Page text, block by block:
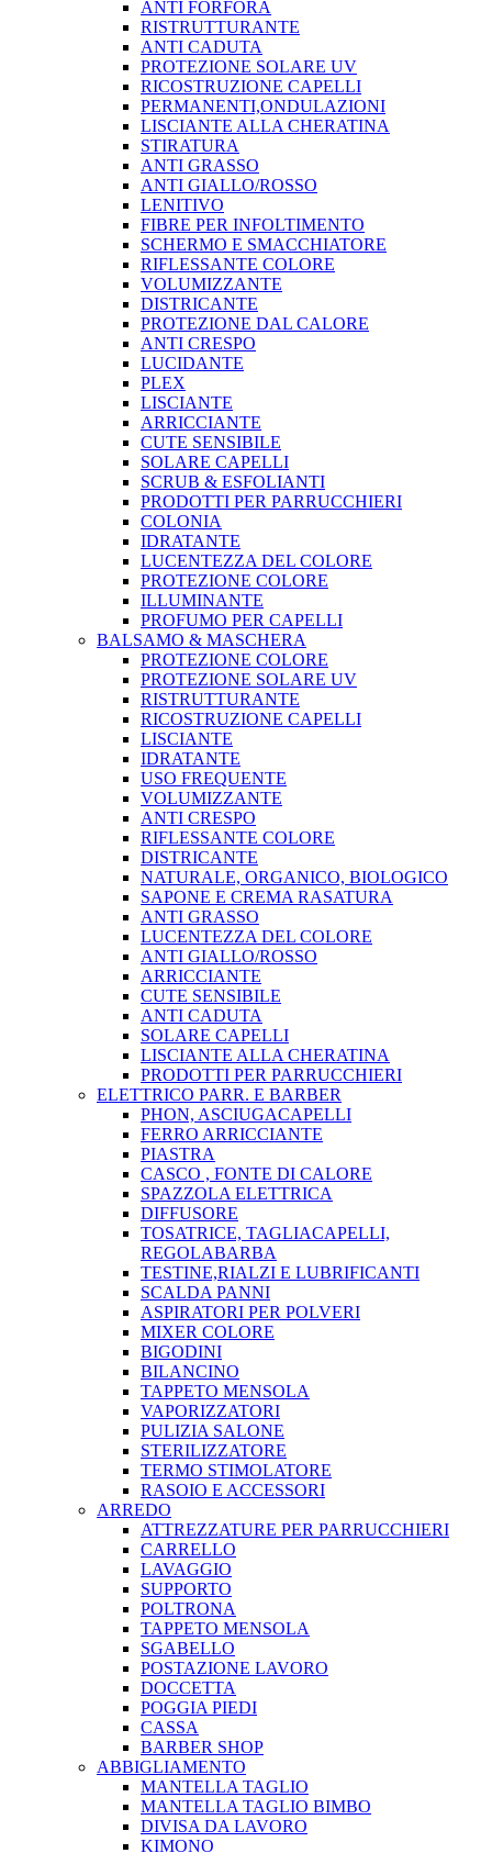
ANTI FORFORA
RISTRUTTURANTE
ANTI CADUTA
PROTEZIONE SOLARE UV
RICOSTRUZIONE CAPELLI
PERMANENTI,ONDULAZIONI
LISCIANTE ALLA CHERATINA
STIRATURA
ANTI GRASSO
ANTI GIALLO/ROSSO
LENITIVO
FIBRE PER INFOLTIMENTO
SCHERMO E SMACCHIATORE
RIFLESSANTE COLORE
VOLUMIZZANTE
DISTRICANTE
PROTEZIONE DAL CALORE
ANTI CRESPO
LUCIDANTE
PLEX
LISCIANTE
ARRICCIANTE
CUTE SENSIBILE
SOLARE CAPELLI
SCRUB & ESFOLIANTI
PRODOTTI PER PARRUCCHIERI
COLONIA
IDRATANTE
LUCENTEZZA DEL COLORE
PROTEZIONE COLORE
ILLUMINANTE
PROFUMO PER CAPELLI
BALSAMO & MASCHERA
PROTEZIONE COLORE
PROTEZIONE SOLARE UV
RISTRUTTURANTE
RICOSTRUZIONE CAPELLI
LISCIANTE
IDRATANTE
USO FREQUENTE
VOLUMIZZANTE
ANTI CRESPO
RIFLESSANTE COLORE
DISTRICANTE
NATURALE, ORGANICO, BIOLOGICO
SAPONE E CREMA RASATURA
ANTI GRASSO
LUCENTEZZA DEL COLORE
ANTI GIALLO/ROSSO
ARRICCIANTE
CUTE SENSIBILE
ANTI CADUTA
SOLARE CAPELLI
LISCIANTE ALLA CHERATINA
PRODOTTI PER PARRUCCHIERI
ELETTRICO PARR. E BARBER
PHON, ASCIUGACAPELLI
FERRO ARRICCIANTE
PIASTRA
CASCO , FONTE DI CALORE
SPAZZOLA ELETTRICA
DIFFUSORE
TOSATRICE, TAGLIACAPELLI,
REGOLABARBA
TESTINE,RIALZI E LUBRIFICANTI
SCALDA PANNI
ASPIRATORI PER POLVERI
MIXER COLORE
BIGODINI
BILANCINO
TAPPETO MENSOLA
VAPORIZZATORI
PULIZIA SALONE
STERILIZZATORE
TERMO STIMOLATORE
RASOIO E ACCESSORI
ARREDO
ATTREZZATURE PER PARRUCCHIERI
CARRELLO
LAVAGGIO
SUPPORTO
POLTRONA
TAPPETO MENSOLA
SGABELLO
POSTAZIONE LAVORO
DOCCETTA
POGGIA PIEDI
CASSA
BARBER SHOP
ABBIGLIAMENTO
MANTELLA TAGLIO
MANTELLA TAGLIO BIMBO
DIVISA DA LAVORO
KIMONO